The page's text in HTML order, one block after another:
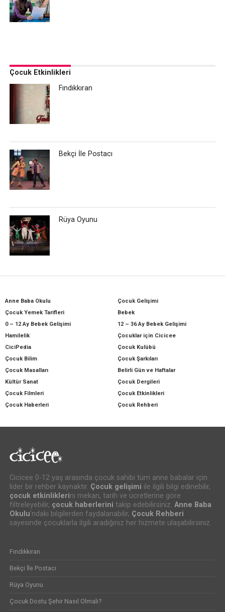
Çocuk Etkinlikleri
Fındıkkıran
Bekçi İle Postacı
Rüya Oyunu
Anne Baba Okulu
Çocuk Gelişimi
Çocuk Yemek Tarifleri
Bebek
0 – 12 Ay Bebek Gelişimi
12 – 36 Ay Bebek Gelişimi
Hamilelik
Çocuklar için Cicicee
CiciPedia
Çocuk Kulübü
Çocuk Bilim
Çocuk Şarkıları
Çocuk Masalları
Belirli Gün ve Haftalar
Kültür Sanat
Çocuk Dergileri
Çocuk Filmleri
Çocuk Etkinlikleri
Çocuk Haberleri
Çocuk Rehberi
Cicicee 0-12 yaş arasında çocuk sahibi tüm anne babalar için
lider bir rehber kaynaktır. Çocuk gelişimi ile ilgili bilgi edinebilir,
çocuk etkinliklerini mekan, tarih ve ücretlerine göre
filtreleyebilir, çocuk haberlerini takip edebilirsiniz. Anne Baba
Okulu’ndaki bilgilerden faydalanabilir, Çocuk Rehberi
sayesinde çocuklarla ilgili aradığınız her hizmete ulaşabilirsiniz.
Fındıkkıran
Bekçi İle Postacı
Rüya Oyunu
Çocuk Dostu Şehir Nasıl Olmalı?